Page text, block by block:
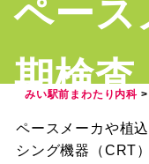
ペース
期検査
カチェ
みい駅前まわたり内科 >
ペースメーカや植
シング機器（CRT